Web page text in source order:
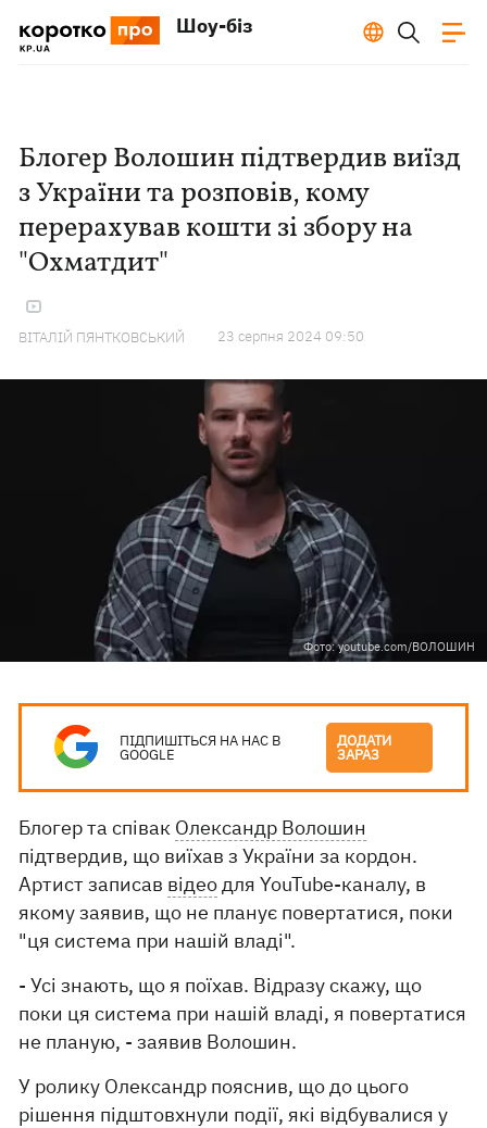
Шоу-біз
Блогер Волошин підтвердив виїзд
з України та розповів, кому
перерахував кошти зі збору на
"Охматдит"
ВІТАЛІЙ ПЯНТКОВСЬКИЙ 23 серпня 2024 09:50
Фото: youtube.com/ВОЛОШИН
ПІДПИШІТЬСЯ НА НАС В
GOOGLE
ДОДАТИ
ЗАРАЗ
Блогер та співак Олександр Волошин
підтвердив, що виїхав з України за кордон.
Артист записав відеодля YouTube-каналу, в
якому заявив, що не планує повертатися, поки
"ця система при нашій владі".
- Усі знають, що я поїхав. Відразу скажу, що
поки ця система при нашій владі, я повертатися
не планую, - заявив Волошин.
У ролику Олександр пояснив, що до цього
рішення підштовхнули події, які відбувалися у